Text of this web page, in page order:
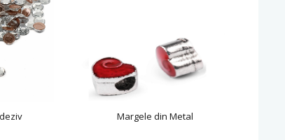
Margele din Metal